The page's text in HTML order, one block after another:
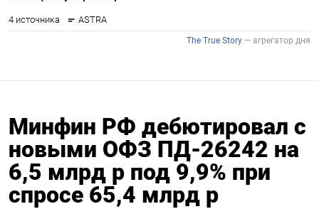
Минфин РФ дебютировал с
новыми ОФЗ ПД-26242 на
6,5 млрд р под 9,9% при
спросе 65,4 млрд р